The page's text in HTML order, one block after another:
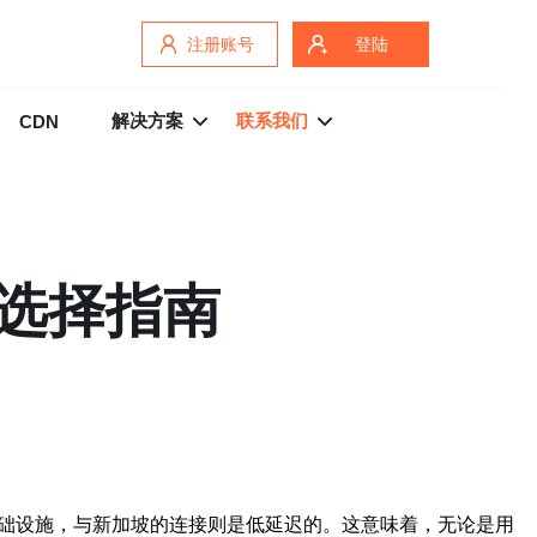
注册账号 登陆
CDN 解决方案 联系我们
择指南
设施，与新加坡的连接则是低延迟的。这意味着，无论是用